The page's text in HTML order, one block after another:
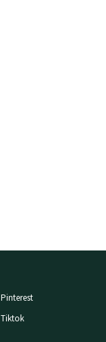
Pinterest
Tiktok